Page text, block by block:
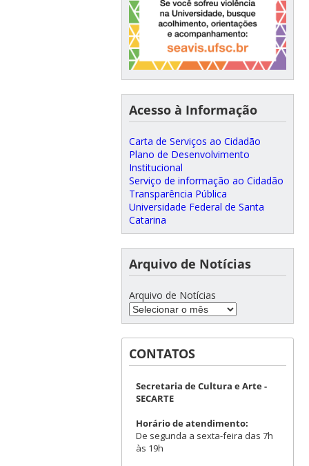
Acesso à Informação
Carta de Serviços ao Cidadão
Plano de Desenvolvimento
Institucional
Serviço de informação ao Cidadão
Transparência Pública
Universidade Federal de Santa
Catarina
Arquivo de Notícias
Arquivo de Notícias
CONTATOS
Secretaria de Cultura e Arte -
SECARTE
Horário de atendimento:
De segunda a sexta-feira das 7h
às 19h